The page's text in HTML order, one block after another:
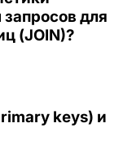
для
(JOIN)?
keys) и